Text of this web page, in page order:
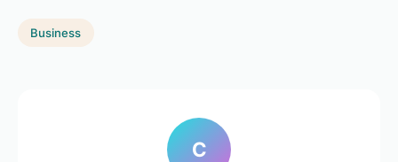
Business
C